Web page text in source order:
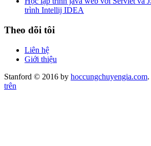
trình Intellij IDEA
Theo dõi tôi
Liên hệ
Giới thiệu
Stanford © 2016 by hoccungchuyengia.com
trên